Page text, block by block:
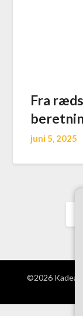
Fra
juni 5, 2025
©2026